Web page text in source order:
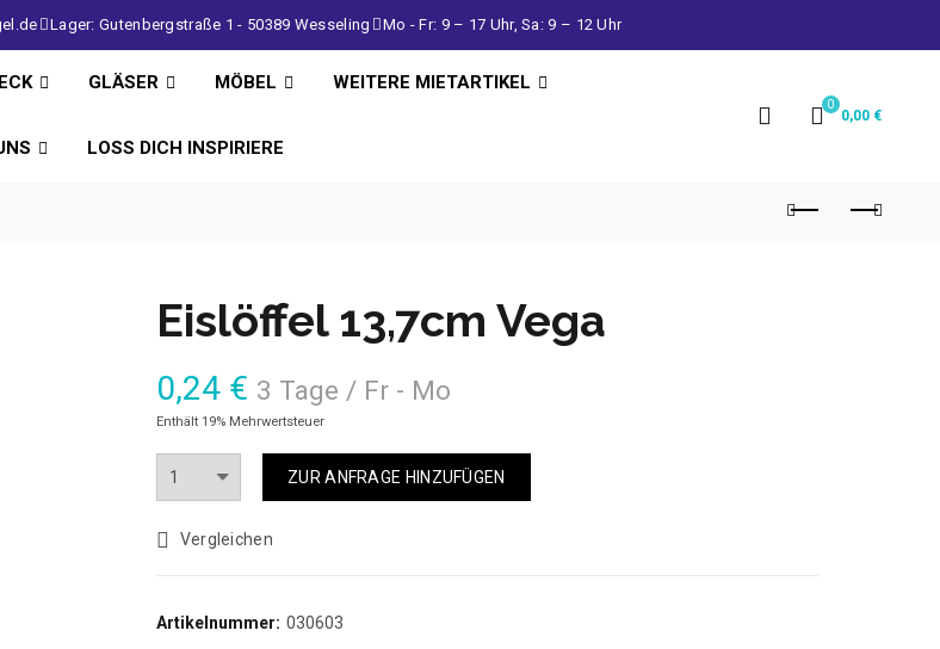
Lager: Gutenbergstraße 1 - 50389 Wesseling Mo - Fr: 9 – 17 Uhr, Sa: 9 – 12 Uhr
GLÄSER MÖBEL WEITERE MIETARTIKEL
LOSS DICH INSPIRIERE
0
0,00 €
Eislöffel 13,7cm Vega
0,24 € 3 Tage / Fr - Mo
Enthält 19% Mehrwertsteuer
ZUR ANFRAGE HINZUFÜGEN
Vergleichen
Artikelnummer: 030603